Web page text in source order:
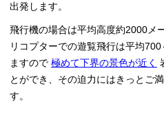
出発します。
飛行機の場合は平均高度約2000メ
リコプターでの遊覧飛行は平均
ますので 極めて下界の景色が近く
とができ、その迫力にはきっとご
す。